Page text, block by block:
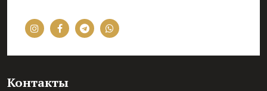
Контакты